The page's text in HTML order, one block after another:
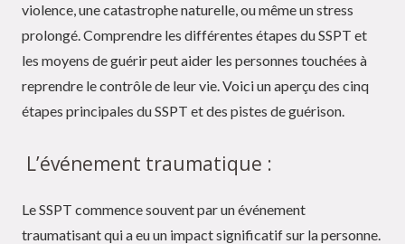
violence, une catastrophe naturelle, ou même un stress
prolongé. Comprendre les différentes étapes du SSPT et
les moyens de guérir peut aider les personnes touchées à
reprendre le contrôle de leur vie. Voici un aperçu des cinq
étapes principales du SSPT et des pistes de guérison.
L’événement traumatique :
Le SSPT commence souvent par un événement
traumatisant qui a eu un impact significatif sur la personne.